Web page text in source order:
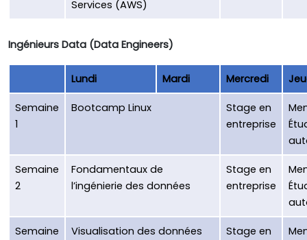
Services (AWS)
Ingénieurs Data (Data Engineers)
Lundi Mardi Mercredi
Semaine
1
Bootcamp Linux
Stage en
entreprise
Semaine
2
Fondamentaux de
l’ingénierie des données
Stage en
entreprise
Semaine
Visualisation des données
Stage en